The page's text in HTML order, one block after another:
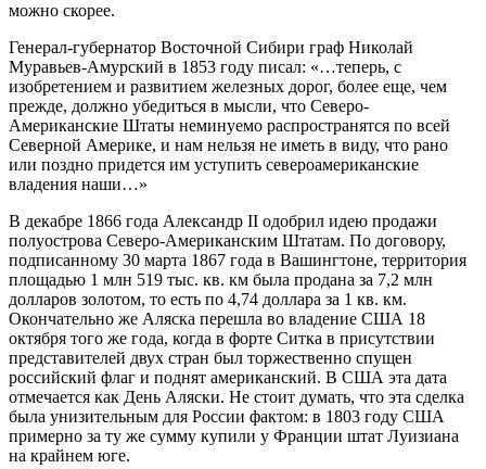
можно скорее.
Генерал-губернатор Восточной Сибири граф Николай
Муравьев-Амурский в 1853 году писал: «…теперь, с
изобретением и развитием железных дорог, более еще, чем
прежде, должно убедиться в мысли, что Северо-
Американские Штаты неминуемо распространятся по всей
Северной Америке, и нам нельзя не иметь в виду, что рано
или поздно придется им уступить североамериканские
владения наши…»
В декабре 1866 года Александр II одобрил идею продажи
полуострова Северо-Американским Штатам. По договору,
подписанному 30 марта 1867 года в Вашингтоне, территория
площадью 1 млн 519 тыс. кв. км была продана за 7,2 млн
долларов золотом, то есть по 4,74 доллара за 1 кв. км.
Окончательно же Аляска перешла во владение США 18
октября того же года, когда в форте Ситка в присутствии
представителей двух стран был торжественно спущен
российский флаг и поднят американский. В США эта дата
отмечается как День Аляски. Не стоит думать, что эта сделка
была унизительным для России фактом: в 1803 году США
примерно за ту же сумму купили у Франции штат Луизиана
на крайнем юге.